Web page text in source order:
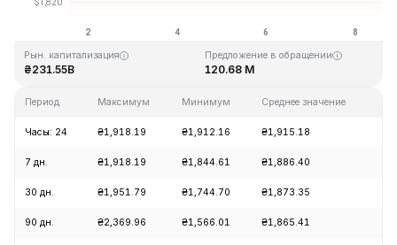
₴0.432979
Рын. капитализация
₴231.55B
Предложение в обращении
120.68 M
Период Максимум Минимум Среднее значение
Часы: 24 ₴1,918.19 ₴1,912.16 ₴1,915.18
7 дн. ₴1,918.19 ₴1,844.61 ₴1,886.40
30 дн. ₴1,951.79 ₴1,744.70 ₴1,873.35
90 дн. ₴2,369.96 ₴1,566.01 ₴1,865.41